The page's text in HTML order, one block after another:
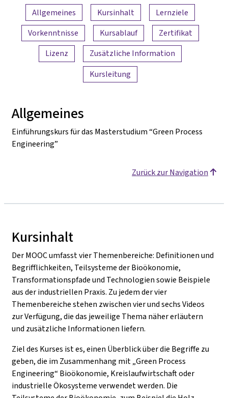
Inhaltsübersicht
Allgemeines Kursinhalt
Lernziele
Vorkenntnisse
Kursablauf
Zertifikat
Lizenz
Zusätzliche Information
Kursleitung
Allgemeines
Einführungskurs für das Masterstudium “Green Process
Engineering”
Zurück zur Navigation
Kursinhalt
Der MOOC umfasst vier Themenbereiche: Definitionen und
Begrifflichkeiten, Teilsysteme der Bioökonomie,
Transformationspfade und Technologien sowie Beispiele
aus der industriellen Praxis. Zu jedem der vier
Themenbereiche stehen zwischen vier und sechs Videos
zur Verfügung, die das jeweilige Thema näher erläutern
und zusätzliche Informationen liefern.
Ziel des Kurses ist es, einen Überblick über die Begriffe zu
geben, die im Zusammenhang mit „Green Process
Engineering“ Bioökonomie, Kreislaufwirtschaft oder
industrielle Ökosysteme verwendet werden. Die